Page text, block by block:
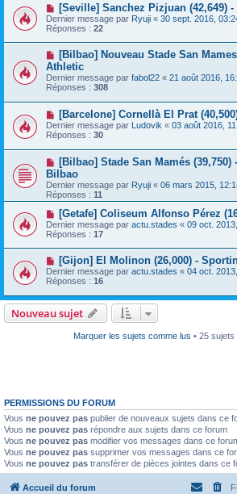
[Seville] Sanchez Pizjuan (42,649)
Dernier message par Ryuji « 30 sept. 2016,
Réponses : 22
[Bilbao] Nouveau Stade San
Athletic
Dernier message par fabol22 « 21 août 2016,
Réponses : 308
[Barcelone] Cornellà El Prat
Dernier message par Ludovik « 03 août 2016,
Réponses : 30
[Bilbao] Stade San Mamés
Bilbao
Dernier message par Ryuji « 06 mars 2015,
Réponses : 11
[Getafe] Coliseum Alfonso Pérez
Dernier message par actu.stades « 09 oct.
Réponses : 17
[Gijon] El Molinon (26,000) -
Dernier message par actu.stades « 04 oct.
Réponses : 16
Nouveau sujet
Marquer les sujets comme lus • 25 sujets
PERMISSIONS DU FORUM
Vous ne pouvez pas publier de nouveaux sujets dans ce
Vous ne pouvez pas répondre aux sujets dans ce forum
Vous ne pouvez pas modifier vos messages dans ce
Vous ne pouvez pas supprimer vos messages dans ce
Vous ne pouvez pas transférer de pièces jointes dans ce
Accueil du forum